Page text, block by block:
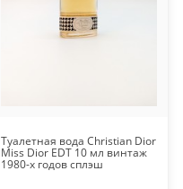
Туалетная вода Christian Dior
Miss Dior EDT 10 мл винтаж
1980-х годов сплэш